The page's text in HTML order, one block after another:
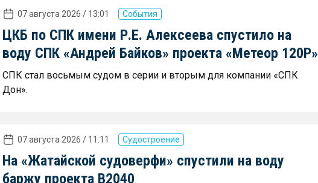
07 августа 2026 / 13:01 События
ЦКБ по СПК имени Р.Е. Алексеева спустило на
воду СПК «Андрей Байков» проекта «Метеор 120Р»
СПК стал восьмым судом в серии и вторым для компании «СПК
Дон».
07 августа 2026 / 11:11 Судостроение
На «Жатайской судоверфи» спустили на воду
баржу проекта В2040